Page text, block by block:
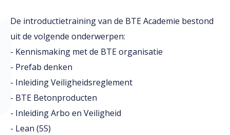
De introductietraining van de BTE Academie bestond
uit de volgende onderwerpen:
- Kennismaking met de BTE organisatie
- Prefab denken
- Inleiding Veiligheidsreglement
- BTE Betonproducten
- Inleiding Arbo en Veiligheid
- Lean (5S)